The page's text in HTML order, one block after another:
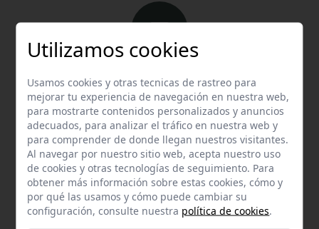
Email
Contacta con nosotros vía email
hola@welovemascotas.com
Teléfono
Utilizamos cookies
Usamos cookies y otras tecnicas de rastreo para
mejorar tu experiencia de navegación en nuestra web,
para mostrarte contenidos personalizados y anuncios
adecuados, para analizar el tráfico en nuestra web y
para comprender de donde llegan nuestros visitantes.
Al navegar por nuestro sitio web, acepta nuestro uso
de cookies y otras tecnologías de seguimiento. Para
obtener más información sobre estas cookies, cómo y
por qué las usamos y cómo puede cambiar su
configuración, consulte nuestra política de cookies.